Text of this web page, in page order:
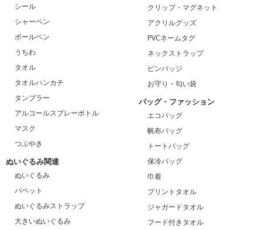
シール
シャーペン
ボールペン
うちわ
タオル
タオルハンカチ
タンブラー
アルコールスプレーボトル
マスク
つぶやき
ぬいぐるみ関連
ぬいぐるみ
パペット
ぬいぐるみストラップ
大きいぬいぐるみ
クリップ・マグネット
アクリルグッズ
PVCネームタグ
ネックストラップ
ピンバッジ
お守り・匂い袋
バッグ・ファッション
エコバッグ
帆布バッグ
トートバッグ
保冷バッグ
巾着
プリントタオル
ジャガードタオル
フード付きタオル